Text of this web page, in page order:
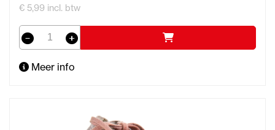
€ 5,99 incl. btw
Meer info